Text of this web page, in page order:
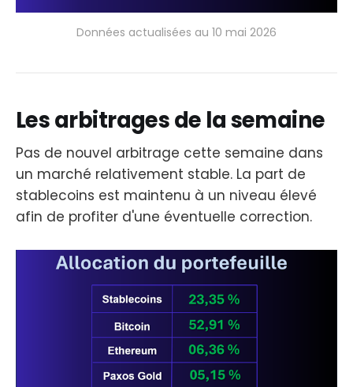
Données actualisées au 10 mai 2026
Les arbitrages de la semaine
Pas de nouvel arbitrage cette semaine dans
un marché relativement stable. La part de
stablecoins est maintenu à un niveau élevé
afin de profiter d'une éventuelle correction.